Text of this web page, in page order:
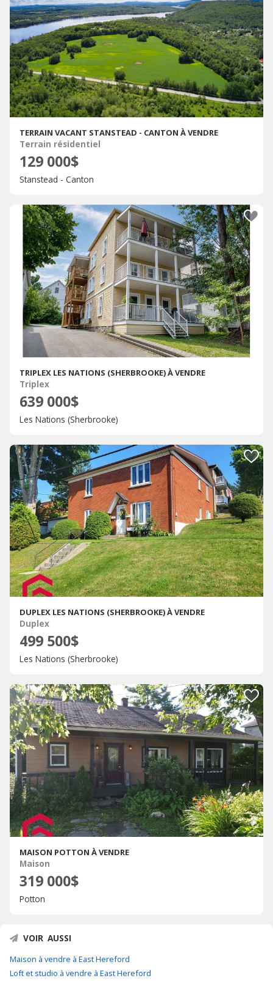
TERRAIN VACANT STANSTEAD - CANTON À VENDRE
Terrain résidentiel
129 000$
Stanstead - Canton
TRIPLEX LES NATIONS (SHERBROOKE) À VENDRE
Triplex
639 000$
Les Nations (Sherbrooke)
DUPLEX LES NATIONS (SHERBROOKE) À VENDRE
Duplex
499 500$
Les Nations (Sherbrooke)
MAISON POTTON À VENDRE
Maison
319 000$
Potton
VOIR AUSSI
Maison à vendre à East Hereford
Loft et studio à vendre à East Hereford